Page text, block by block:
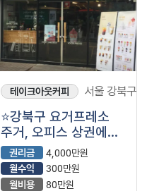
테이크아웃커피 서울 강북구
⭐강북구 요거프레소
주거, 오피스 상권에
위치한 매장입니다.
권리금
4,000만원
월수익
300만원
월비용
80만원